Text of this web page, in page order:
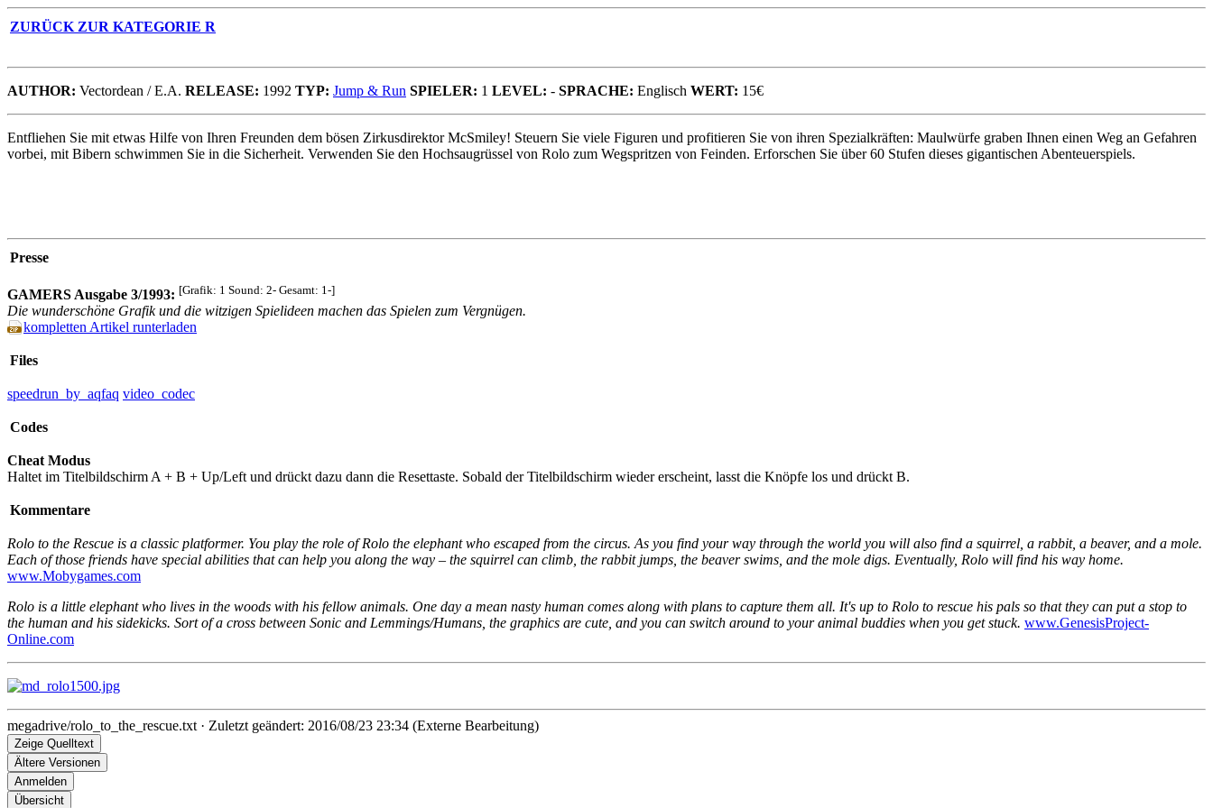
ZURÜCK ZUR KATEGORIE R
AUTHOR: Vectordean / E.A. RELEASE: 1992 TYP: Jump & Run SPIELER: 1 LEVEL: - SPRACHE: Englisch WERT: 15€
Entfliehen Sie mit etwas Hilfe von Ihren Freunden dem bösen Zirkusdirektor McSmiley! Steuern Sie viele Figuren und profitieren Sie von ihren Spezialkräften: Maulwürfe graben Ihnen einen Weg an Gefahren
vorbei, mit Bibern schwimmen Sie in die Sicherheit. Verwenden Sie den Hochsaugrüssel von Rolo zum Wegspritzen von Feinden. Erforschen Sie über 60 Stufen dieses gigantischen Abenteuerspiels.
Presse
GAMERS Ausgabe 3/1993: [Grafik: 1 Sound: 2- Gesamt: 1-]
Die wunderschöne Grafik und die witzigen Spielideen machen das Spielen zum Vergnügen.
kompletten Artikel runterladen
Files
speedrun_by_aqfaq video_codec
Codes
Cheat Modus
Haltet im Titelbildschirm A + B + Up/Left und drückt dazu dann die Resettaste. Sobald der Titelbildschirm wieder erscheint, lasst die Knöpfe los und drückt B.
Kommentare
Rolo to the Rescue is a classic platformer. You play the role of Rolo the elephant who escaped from the circus. As you find your way through the world you will also find a squirrel, a rabbit, a beaver, and a mole.
Each of those friends have special abilities that can help you along the way – the squirrel can climb, the rabbit jumps, the beaver swims, and the mole digs. Eventually, Rolo will find his way home.
www.Mobygames.com
Rolo is a little elephant who lives in the woods with his fellow animals. One day a mean nasty human comes along with plans to capture them all. It's up to Rolo to rescue his pals so that they can put a stop to
the human and his sidekicks. Sort of a cross between Sonic and Lemmings/Humans, the graphics are cute, and you can switch around to your animal buddies when you get stuck. www.GenesisProject-
Online.com
megadrive/rolo_to_the_rescue.txt · Zuletzt geändert: 2016/08/23 23:34 (Externe Bearbeitung)
Zeige Quelltext
Ältere Versionen
Anmelden
Übersicht